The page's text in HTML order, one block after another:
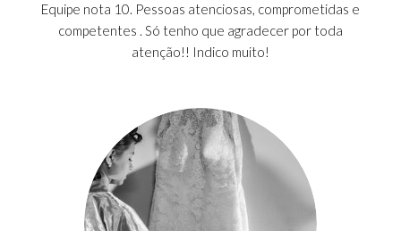
Equipe nota 10. Pessoas atenciosas, comprometidas e
competentes . Só tenho que agradecer por toda
atenção!! Indico muito!